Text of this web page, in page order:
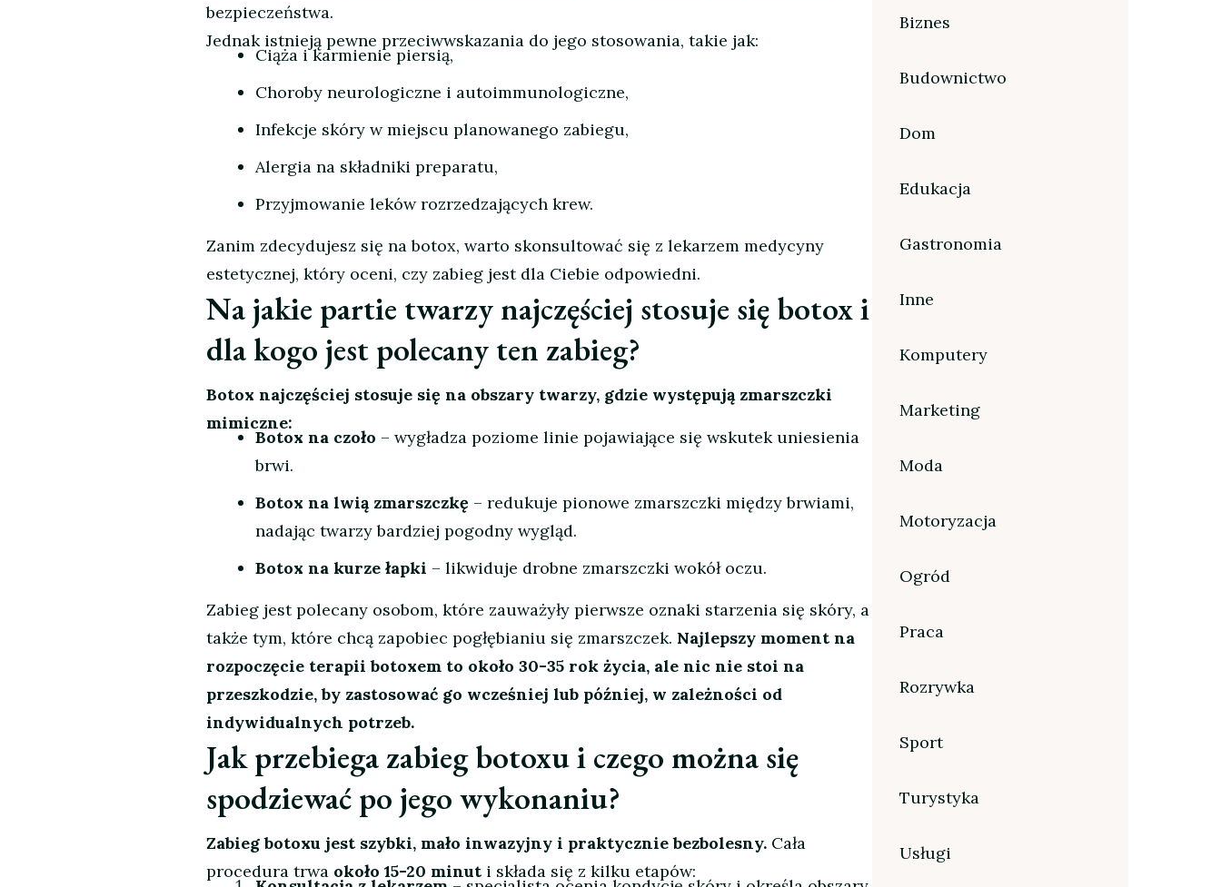
bezpieczeństwa.
Jednak istnieją pewne przeciwwskazania do jego stosowania, takie jak:
Ciąża i karmienie piersią,
Choroby neurologiczne i autoimmunologiczne,
Infekcje skóry w miejscu planowanego zabiegu,
Alergia na składniki preparatu,
Przyjmowanie leków rozrzedzających krew.
Zanim zdecydujesz się na botox, warto skonsultować się z lekarzem medycyny
estetycznej, który oceni, czy zabieg jest dla Ciebie odpowiedni.
Na jakie partie twarzy najczęściej stosuje się botox i
dla kogo jest polecany ten zabieg?
Botox najczęściej stosuje się na obszary twarzy, gdzie występują zmarszczki
mimiczne:
Botox na czoło – wygładza poziome linie pojawiające się wskutek uniesienia
brwi.
Botox na lwią zmarszczkę – redukuje pionowe zmarszczki między brwiami,
nadając twarzy bardziej pogodny wygląd.
Botox na kurze łapki – likwiduje drobne zmarszczki wokół oczu.
Zabieg jest polecany osobom, które zauważyły pierwsze oznaki starzenia się skóry, a
także tym, które chcą zapobiec pogłębianiu się zmarszczek. Najlepszy moment na
rozpoczęcie terapii botoxem to około 30-35 rok życia, ale nic nie stoi na
przeszkodzie, by zastosować go wcześniej lub później, w zależności od
indywidualnych potrzeb.
Jak przebiega zabieg botoxu i czego można się
spodziewać po jego wykonaniu?
Zabieg botoxu jest szybki, mało inwazyjny i praktycznie bezbolesny. Cała
procedura trwa około 15-20 minut i składa się z kilku etapów:
Biznes
Budownictwo
Dom
Edukacja
Gastronomia
Inne
Komputery
Marketing
Moda
Motoryzacja
Ogród
Praca
Rozrywka
Sport
Turystyka
Usługi